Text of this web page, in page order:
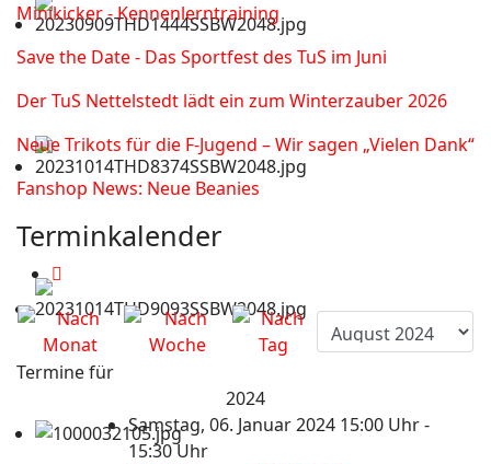
Minikicker - Kennenlerntraining
Save the Date - Das Sportfest des TuS im Juni
Der TuS Nettelstedt lädt ein zum Winterzauber 2026
Neue Trikots für die F-Jugend – Wir sagen „Vielen Dank“
Fanshop News: Neue Beanies
Terminkalender
Termine für
2024
Samstag, 06. Januar 2024 15:00 Uhr -
15:30 Uhr